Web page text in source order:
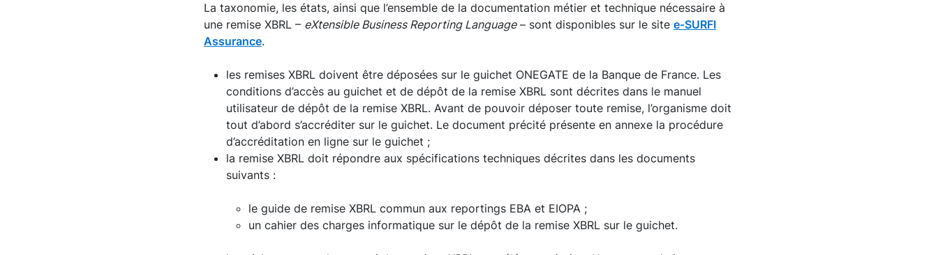
La taxonomie, les états, ainsi que l’ensemble de la documentation métier et technique nécessaire à
une remise XBRL – eXtensible Business Reporting Language– sont disponibles sur le site e-SURFI
Assurance.
les remises XBRL doivent être déposées sur le guichet ONEGATE de la Banque de France. Les
conditions d’accès au guichet et de dépôt de la remise XBRL sont décrites dans le manuel
utilisateur de dépôt de la remise XBRL. Avant de pouvoir déposer toute remise, l’organisme doit
tout d’abord s’accréditer sur le guichet. Le document précité présente en annexe la procédure
d’accréditation en ligne sur le guichet ;
la remise XBRL doit répondre aux spécifications techniques décrites dans les documents
suivants :
le guide de remise XBRL commun aux reportings EBA et EIOPA ;
un cahier des charges informatique sur le dépôt de la remise XBRL sur le guichet.